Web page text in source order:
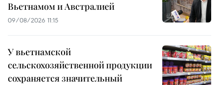
Вьетнамом и Австралией
09/08/2026 11:15
У вьетнамской
сельскохозяйственной продукции
сохраняется значительный